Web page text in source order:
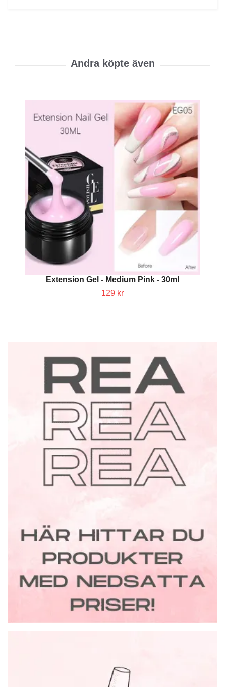
Extension Gel - Medium Pink - 30ml
129 kr